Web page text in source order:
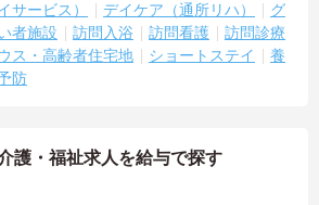
サービス） デイケア（通所リハ）
グ
者施設 訪問入浴 訪問看護
訪問診療
ス・高齢者住宅地 ショートステイ
養
防
護・福祉求人を給与で探す